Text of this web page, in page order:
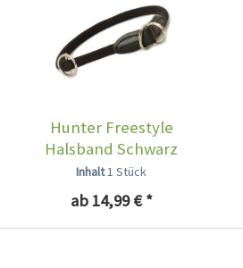
Hunter Freestyle
Halsband Schwarz
Inhalt1 Stück
ab 14,99 € *